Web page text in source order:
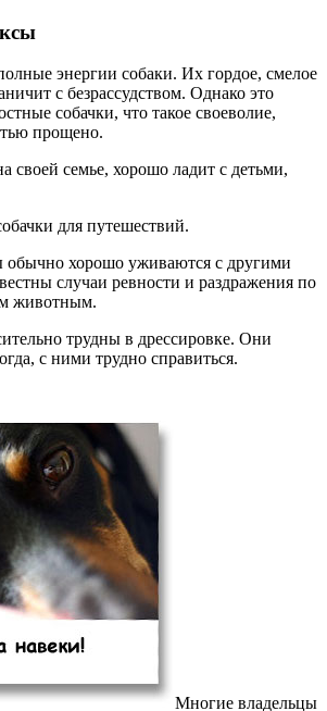
энергии собаки. Их гордое, смелое
с безрассудством. Однако это
собачки, что такое своеволие,
прощено.
своей семье, хорошо ладит с детьми,
для путешествий.
обычно хорошо уживаются с другими
случаи ревности и раздражения по
животным.
трудны в дрессировке. Они
с ними трудно справиться.
Многие владельцы